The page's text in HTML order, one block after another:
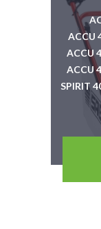
ACCU
ACCU
ACCU
SPIRIT